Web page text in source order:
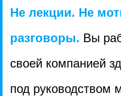
Не лекции. Не
разговоры. Вы
своей компанией
под руководством